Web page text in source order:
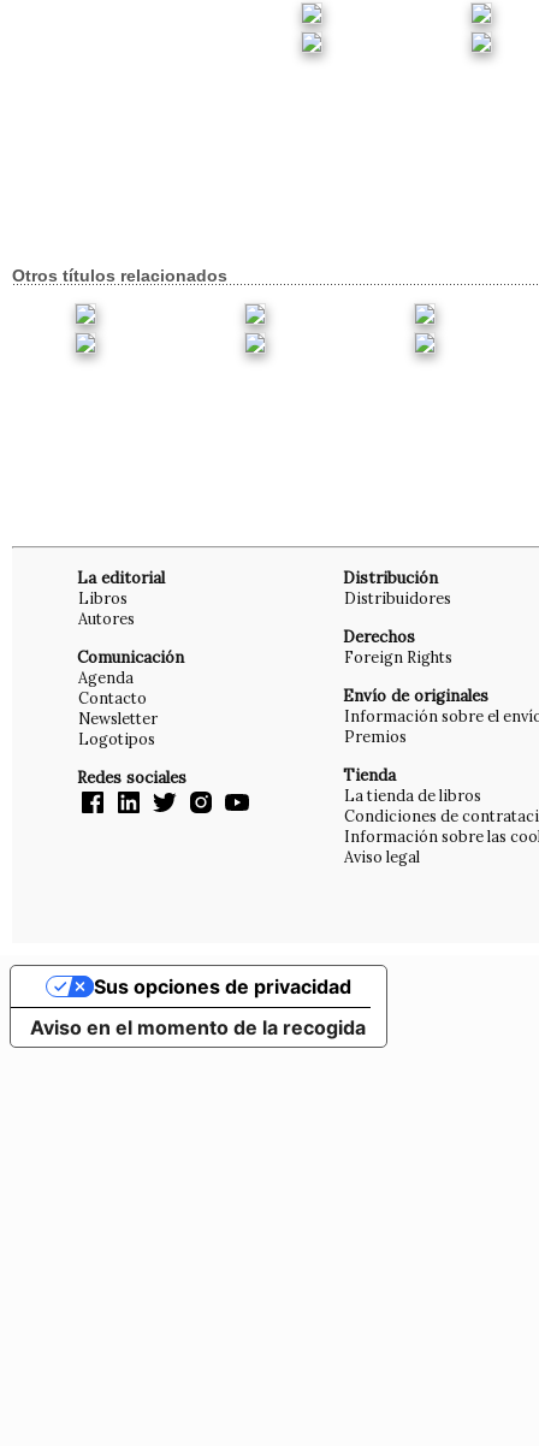
Otros títulos relacionados
La editorial
Libros
Autores
Comunicación
Agenda
Contacto
Newsletter
Logotipos
Redes sociales
Distribución
Distribuidores
Derechos
Foreign Rights
Envío de originales
Información sobre el
Premios
Tienda
La tienda de libros
Condiciones de
Información sobre las
Aviso legal
Aviso en el momento de la recogida
Sus opciones de privacidad